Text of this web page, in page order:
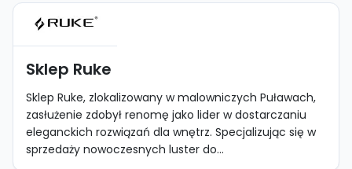
Sklep Ruke
Sklep Ruke, zlokalizowany w malowniczych Puławach,
zasłużenie zdobył renomę jako lider w dostarczaniu
eleganckich rozwiązań dla wnętrz. Specjalizując się w
sprzedaży nowoczesnych luster do...